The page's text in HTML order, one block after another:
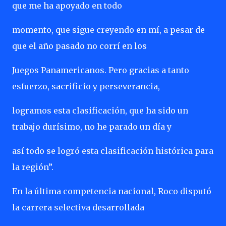
que me ha apoyado en todo
momento, que sigue creyendo en mí, a pesar de
que el año pasado no corrí en los
Juegos Panamericanos. Pero gracias a tanto
esfuerzo, sacrificio y perseverancia,
logramos esta clasificación, que ha sido un
trabajo durísimo, no he parado un día y
así todo se logró esta clasificación histórica para
la región”.
En la última competencia nacional, Roco disputó
la carrera selectiva desarrollada